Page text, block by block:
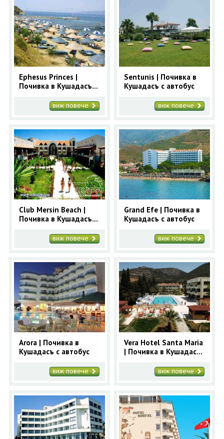
Ephesus Princes |
Почивка в Кушадасъ с
виж повече
Sentunis | Почивка в
Кушадасъ с автобус
виж повече
Club Mersin Beach |
Почивка в Кушадасъ с
виж повече
Grand Efe | Почивка в
Кушадасъ с автобус
виж повече
Arora | Почивка в
Кушадасъ с автобус
виж повече
Vera Hotel Santa Maria
| Почивка в Кушадасъ
виж повече